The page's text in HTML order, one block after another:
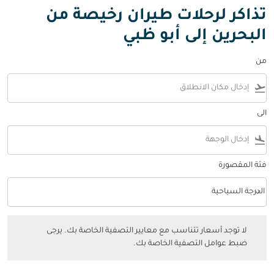
تذاكر لرحلات طيران رخيصة من
البحرين إلى أبو ظبي
من
flight_takeoff
الى
flight_land
فئة المقصورة
فئة المقصورة option الدرجة السياحية Selected
الدرجة السياحية
keyboard_arrow_down
لا توجد أسعار تتناسب مع معايير التصفية الخاصة بك. يرجى
ضبط عوامل التصفية الخاصة بك.